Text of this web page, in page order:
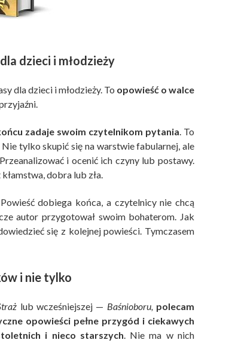
dzieci i młodzieży
dla dzieci i młodzieży. To opowieść o walce
zadaje swoim czytelnikom pytania. To
tylko skupić się na warstwie fabularnej, ale
i ocenić ich czyny lub postawy.
dobra lub zła.
dobiega końca, a czytelnicy nie chcą
autor przygotował swoim bohaterom. Jak
się z kolejnej powieści. Tymczasem
i nie tylko
lub wcześniejszej — Baśnioboru, polecam
opowieści pełne przygód i ciekawych
i nieco starszych. Nie ma w nich